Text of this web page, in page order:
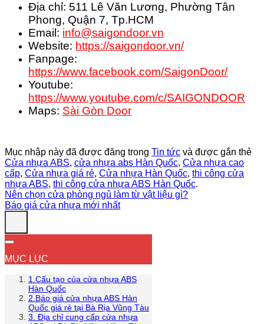
Địa chỉ: 511 Lê Văn Lương, Phường Tân
Phong, Quận 7, Tp.HCM
Email: info@saigondoor.vn
Website: https://saigondoor.vn/
Fanpage:
https://www.facebook.com/SaigonDoor/
Youtube:
https://www.youtube.com/c/SAIGONDOOR
Maps: Sài Gòn Door
Mục nhập này đã được đăng trong Tin tức và được gắn thẻ
Cửa nhựa ABS, cửa nhựa abs Hàn Quốc, Cửa nhựa cao
cấp, Cửa nhựa giá rẻ, Cửa nhựa Hàn Quốc, thi công cửa
nhựa ABS, thi công cửa nhựa ABS Hàn Quốc.
Nên chọn cửa phòng ngủ làm từ vật liệu gì?
Báo giá cửa nhựa mới nhất
MỤC LỤC
1.Cấu tạo của cửa nhựa ABS
Hàn Quốc
2.Báo giá cửa nhựa ABS Hàn
Quốc giá rẻ tại Bà Rịa Vũng Tàu
3. Địa chỉ cung cấp cửa nhựa